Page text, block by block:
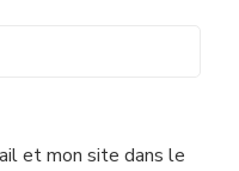
et mon site dans le